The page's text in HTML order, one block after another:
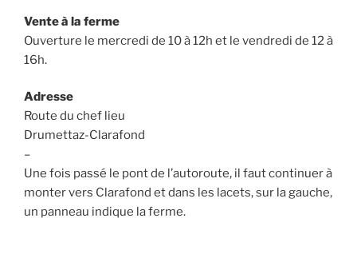
Vente à la ferme
Ouverture le mercredi de 10 à 12h et le vendredi de 12 à
16h.
Adresse
Route du chef lieu
Drumettaz-Clarafond
–
Une fois passé le pont de l’autoroute, il faut continuer à
monter vers Clarafond et dans les lacets, sur la gauche,
un panneau indique la ferme.